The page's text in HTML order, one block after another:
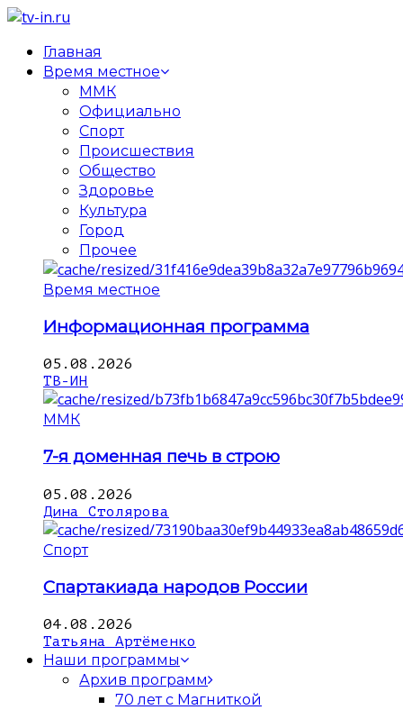
Главная
Время местное
ММК
Официально
Спорт
Происшествия
Общество
Здоровье
Культура
Город
Прочее
Время местное
Информационная программа
05.08.2026
ТВ-ИН
ММК
7-я доменная печь в строю
05.08.2026
Дина Столярова
Спорт
Спартакиада народов России
04.08.2026
Татьяна Артёменко
Наши программы
Архив программ
70 лет с Магниткой